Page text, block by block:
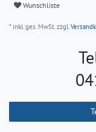
Wunschliste
* inkl. ges. MwSt. zzgl.